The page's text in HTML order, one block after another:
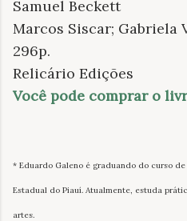
Samuel Beckett
Marcos Siscar; Gabriela
296p.
Relicário Edições
Você pode comprar o
* Eduardo Galeno é graduando do curso
Estadual do Piauí. Atualmente, estuda
artes.